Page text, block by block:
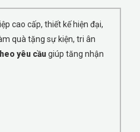
cao cấp, thiết kế hiện đại,
quà tặng sự kiện, tri ân
yêu cầugiúp tăng nhận